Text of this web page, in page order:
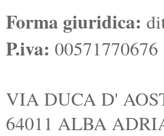
Forma giuridica:
P.iva: 00571770676
VIA DUCA D'
64011 ALBA